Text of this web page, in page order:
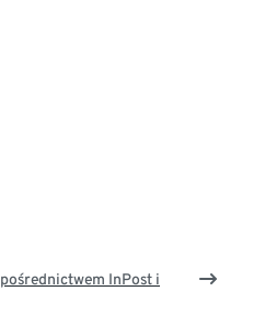
InPost i